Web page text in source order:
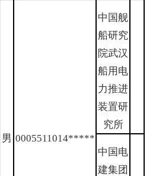
男 0005511014*****
中国舰
船研究
院武汉
船用电
力推进
装置研
究所
中国电
建集团